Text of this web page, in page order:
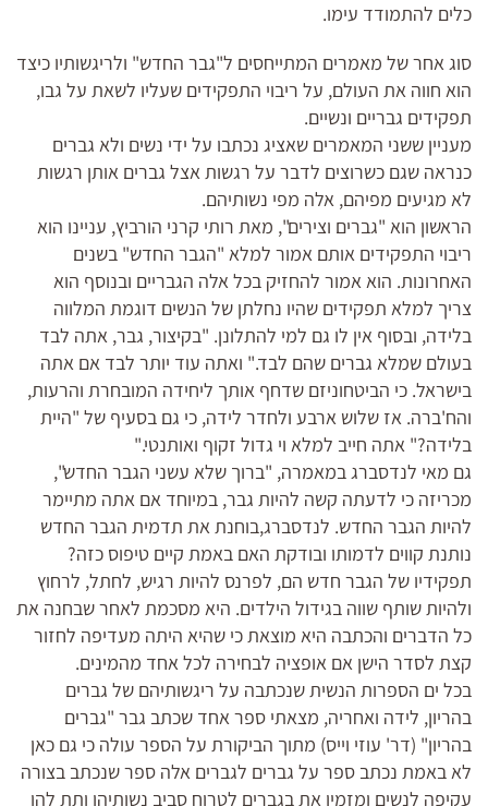
כלים להתמודד עימו.
סוג אחר של מאמרים המתייחסים ל"גבר החדש" ולריגשותיו כיצד
הוא חווה את העולם, על ריבוי התפקידים שעליו לשאת על גבו,
תפקידים גבריים ונשיים.
מעניין ששני המאמרים שאציג נכתבו על ידי נשים ולא גברים
כנראה שגם כשרוצים לדבר על רגשות אצל גברים אותן רגשות
לא מגיעים מפיהם, אלה מפי נשותיהם.
הראשון הוא "גברים וצירים", מאת רותי קרני הורביץ, עניינו הוא
ריבוי התפקידים אותם אמור למלא "הגבר החדש" בשנים
האחרונות. הוא אמור להחזיק בכל אלה הגבריים ובנוסף הוא
צריך למלא תפקידים שהיו נחלתן של הנשים דוגמת המלווה
בלידה, ובסוף אין לו גם למי להתלונן. "בקיצור, גבר, אתה לבד
בעולם שמלא גברים שהם לבד." ואתה עוד יותר לבד אם אתה
בישראל. כי הביטחוניזם שדחף אותך ליחידה המובחרת והרעות,
והח'ברה. אז שלוש ארבע ולחדר לידה, כי גם בסעיף של "היית
בלידה?" אתה חייב למלא וי גדול זקוף ואותנטי."
גם מאי לנדסברג במאמרה, "ברוך שלא עשני הגבר החדש",
מכריזה כי לדעתה קשה להיות גבר, במיוחד אם אתה מתיימר
להיות הגבר החדש. לנדסברג,בוחנת את תדמית הגבר החדש
נותנת קווים לדמותו ובודקת האם באמת קיים טיפוס כזה?
תפקידיו של הגבר חדש הם, לפרנס להיות רגיש, לחתל, לרחוץ
ולהיות שותף שווה בגידול הילדים. היא מסכמת לאחר שבחנה את
כל הדברים והכתבה היא מוצאת כי שהיא היתה מעדיפה לחזור
קצת לסדר הישן אם אופציה לבחירה לכל אחד מהמינים.
בכל ים הספרות הנשית שנכתבה על ריגשותיהם של גברים
בהריון, לידה ואחריה, מצאתי ספר אחד שכתב גבר "גברים
בהריון" (דר' עוזי וייס) מתוך הביקורת על הספר עולה כי גם כאן
לא באמת נכתב ספר על גברים לגברים אלה ספר שנכתב בצורה
עקיפה לנשים ומזמין את בגברים לטרוח סביב נשותיהן ותת להן